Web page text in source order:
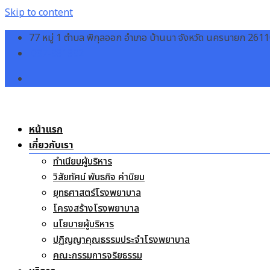
Skip to content
77 หมู่ 1 ตำบล พิกุลออก อำเภอ บ้านนา จังหวัด นครนายก
หน้าแรก
เกี่ยวกับเรา
ทำเนียบผู้บริหาร
วิสัยทัศน์ พันธกิจ ค่านิยม
ยุทธศาสตร์โรงพยาบาล
โครงสร้างโรงพยาบาล
นโยบายผู้บริหาร
ปฏิญญาคุณธรรมประจำโรงพยาบาล
คณะกรรมการจริยธรรม